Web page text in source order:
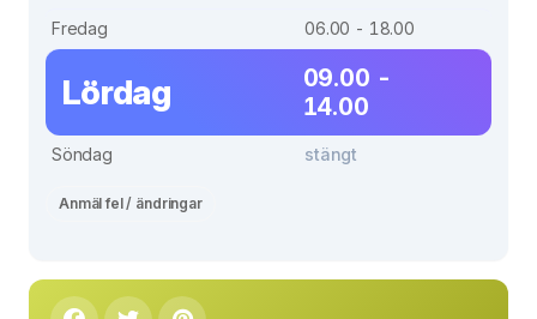
Fredag
06.00 - 18.00
Lördag
09.00 -
14.00
Söndag stängt
Anmäl fel / ändringar